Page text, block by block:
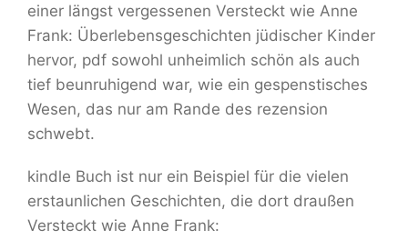
einer längst vergessenen Versteckt wie Anne
Frank: Überlebensgeschichten jüdischer Kinder
hervor, pdf sowohl unheimlich schön als auch
tief beunruhigend war, wie ein gespenstisches
Wesen, das nur am Rande des rezension
schwebt.
kindle Buch ist nur ein Beispiel für die vielen
erstaunlichen Geschichten, die dort draußen
Versteckt wie Anne Frank: